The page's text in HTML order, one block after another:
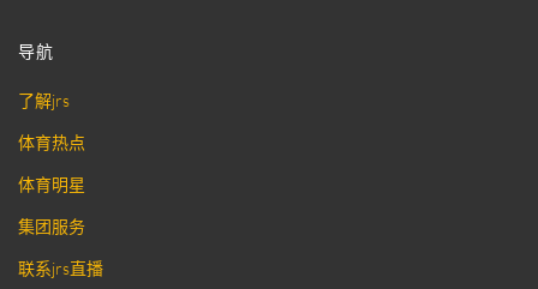
导航
了解jrs
体育热点
体育明星
集团服务
联系jrs直播